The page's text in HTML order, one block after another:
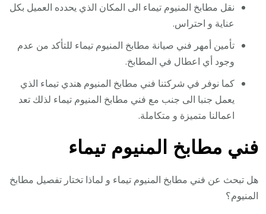
نقل مطابخ المنيوم تيماء الى المكان الذي يحدده العميل بكل
عناية و احتراس.
تأمين أمهر فني صيانة مطابخ المنيوم تيماء للتأكد من عدم
وجود أي اعطال في المطابخ.
كما نوفر في شركتنا فني مطابخ المنيوم هندي تيماء الذي
يعمل جنبا الى جنب مع فني مطابخ المنيوم تيماء لذلك تعد
اعمالنا متميزة و متكاملة.
فني مطابخ المنيوم تيماء
هل تبحث عن فني مطابخ المنيوم تيماء و لماذا تختار تفصيل مطابخ
المنيوم؟